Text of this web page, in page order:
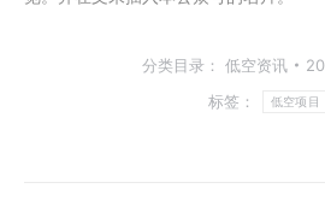
分类目录： 低空资讯
标签：
低空项目